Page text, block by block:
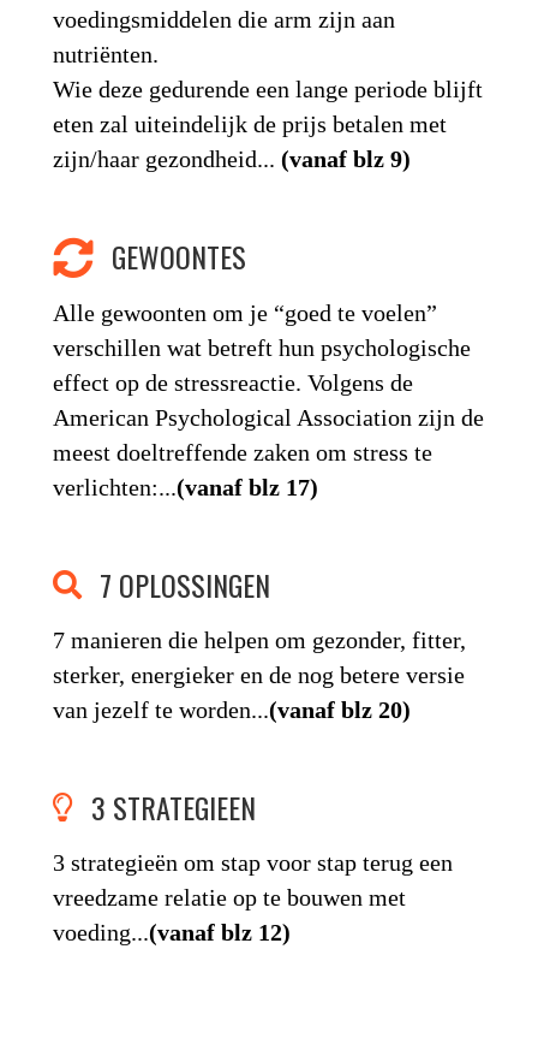
voedingsmiddelen die arm zijn aan
nutriënten.
Wie deze gedurende een lange periode blijft
eten zal uiteindelijk de prijs betalen met
zijn/haar gezondheid... (vanaf blz 9)
GEWOONTES
Alle gewoonten om je “goed te voelen”
verschillen wat betreft hun psychologische
effect op de stressreactie. Volgens de
American Psychological Association zijn de
meest doeltreffende zaken om stress te
verlichten:...(vanaf blz 17)
7 OPLOSSINGEN
7 manieren die helpen om gezonder, fitter,
sterker, energieker en de nog betere versie
van jezelf te worden...(vanaf blz 20)
3 STRATEGIEEN
3 strategieën om stap voor stap terug een
vreedzame relatie op te bouwen met
voeding...(vanaf blz 12)